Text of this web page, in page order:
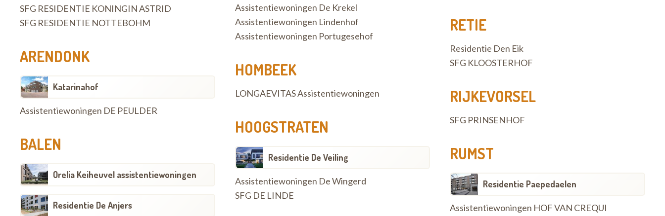
SFG RESIDENTIE KONINGIN ASTRID
SFG RESIDENTIE NOTTEBOHM
ARENDONK
Katarinahof
Assistentiewoningen DE PEULDER
BALEN
Orelia Keiheuvel assistentiewoningen
Residentie De Anjers
Assistentiewoningen De Krekel
Assistentiewoningen Lindenhof
Assistentiewoningen Portugesehof
HOMBEEK
LONGAEVITAS Assistentiewoningen
HOOGSTRATEN
Residentie De Veiling
Assistentiewoningen De Wingerd
SFG DE LINDE
RETIE
Residentie Den Eik
SFG KLOOSTERHOF
RIJKEVORSEL
SFG PRINSENHOF
RUMST
Residentie Paepedaelen
Assistentiewoningen HOF VAN CREQUI